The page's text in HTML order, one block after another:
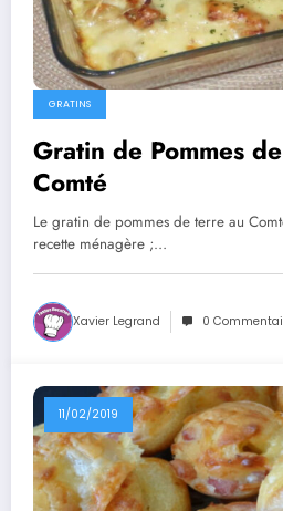
GRATINS
Gratin de Pommes
Comté
Le gratin de pommes de terre au
recette ménagère ;…
Xavier Legrand 0
11/02/2019